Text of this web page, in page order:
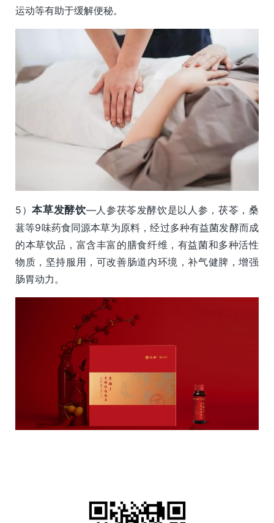
运动等有助于缓解便秘。
5）本草发酵饮—人参茯苓发酵饮是以人参，茯苓，桑
葚等9味药食同源本草为原料，经过多种有益菌发酵而成
的本草饮品，富含丰富的膳食纤维，有益菌和多种活性
物质，坚持服用，可改善肠道内环境，补气健脾，增强
肠胃动力。